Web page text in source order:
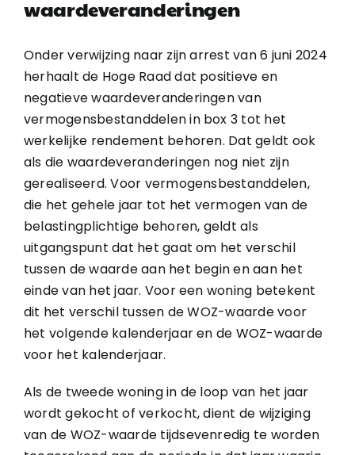
waardeveranderingen
Onder verwijzing naar zijn arrest van 6 juni 2024
herhaalt de Hoge Raad dat positieve en
negatieve waardeveranderingen van
vermogensbestanddelen in box 3 tot het
werkelijke rendement behoren. Dat geldt ook
als die waardeveranderingen nog niet zijn
gerealiseerd. Voor vermogensbestanddelen,
die het gehele jaar tot het vermogen van de
belastingplichtige behoren, geldt als
uitgangspunt dat het gaat om het verschil
tussen de waarde aan het begin en aan het
einde van het jaar. Voor een woning betekent
dit het verschil tussen de WOZ-waarde voor
het volgende kalenderjaar en de WOZ-waarde
voor het kalenderjaar.
Als de tweede woning in de loop van het jaar
wordt gekocht of verkocht, dient de wijziging
van de WOZ-waarde tijdsevenredig te worden